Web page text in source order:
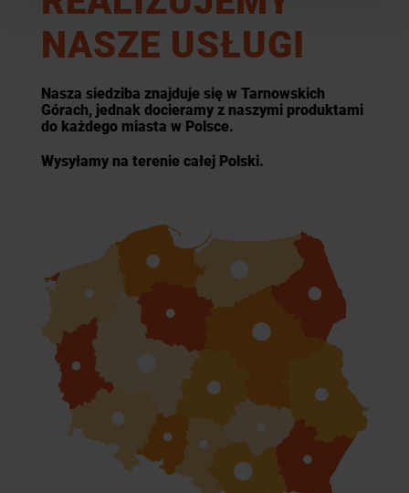
NASZE USŁUGI
Nasza siedziba znajduje się w Tarnowskich
Górach, jednak docieramy z naszymi produktami
do każdego miasta w Polsce.
Wysyłamy na terenie całej Polski.